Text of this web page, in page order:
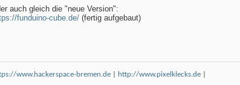
auch gleich die "neue Version":
funduino-cube.de/ (fertig aufgebaut)
www.hackerspace-bremen.de http://www.pixelklecks.de